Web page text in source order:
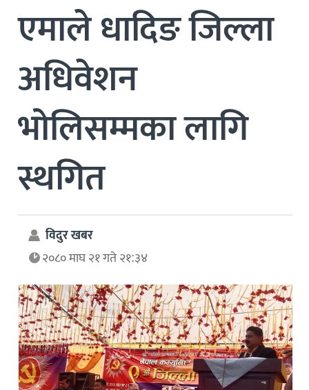
एमाले धादिङ जिल्ला
अधिवेशन
भोलिसम्मका लागि
स्थगित
विदुर खबर
२०८० माघ २१ गते २१:३४